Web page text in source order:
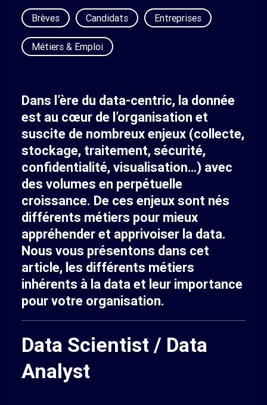
Brèves Candidats Entreprises
Métiers & Emploi
Dans l’ère du data-centric, la donnée
est au cœur de l’organisation et
suscite de nombreux enjeux (collecte,
stockage, traitement, sécurité,
confidentialité, visualisation…) avec
des volumes en perpétuelle
croissance. De ces enjeux sont nés
différents métiers pour mieux
appréhender et apprivoiser la data.
Nous vous présentons dans cet
article, les différents métiers
inhérents à la data et leur importance
pour votre organisation.
Data Scientist / Data
Analyst